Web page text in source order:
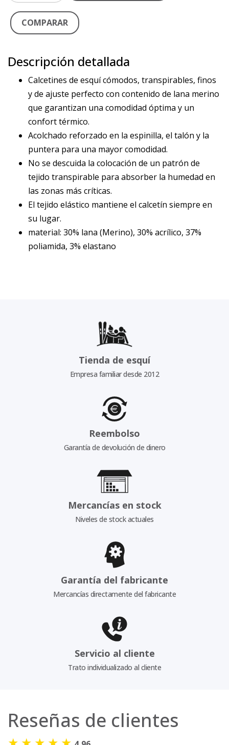
COMPARAR
Descripción detallada
Calcetines de esquí cómodos, transpirables, finos
y de ajuste perfecto con contenido de lana merino
que garantizan una comodidad óptima y un
confort térmico.
Acolchado reforzado en la espinilla, el talón y la
puntera para una mayor comodidad.
No se descuida la colocación de un patrón de
tejido transpirable para absorber la humedad en
las zonas más críticas.
El tejido elástico mantiene el calcetín siempre en
su lugar.
material: 30% lana (Merino), 30% acrílico, 37%
poliamida, 3% elastano
Tienda de esquí
Empresa familiar desde 2012
Reembolso
Garantía de devolución de dinero
Mercancías en stock
Niveles de stock actuales
Garantía del fabricante
Mercancías directamente del fabricante
Servicio al cliente
Trato individualizado al cliente
Reseñas de clientes